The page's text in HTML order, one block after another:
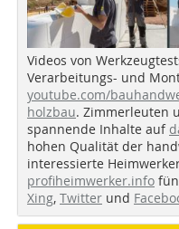
Videos von
Verarbeitungs- und
youtube.com/
holzbau. Zimmerleuten
spannende Inhalte auf
hohen Qualität der
interessierte
profiheimwerker.info
Xing, Twitter und